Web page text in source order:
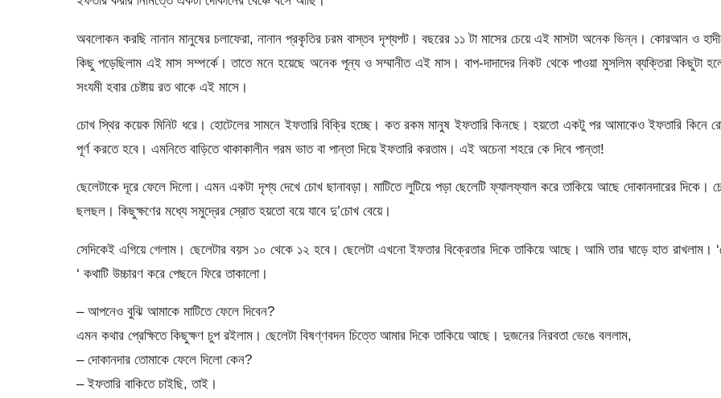
অবলোকন করছি নানান মানুষের চলাফেরা, নানান প্রকৃতির চরম বাস্তব দৃশ্যপট। বছরের ১১ টা মাসের চেয়ে এই মাসটা অনেক ভিন্ন। কোরআন ও
কিছু পড়েছিলাম এই মাস সম্পর্কে। তাতে মনে হয়েছে অনেক পূন্য ও সম্মানীত এই মাস। বাপ-দাদাদের নিকট থেকে পাওয়া মুসলিম ব্যক্তিরা কিছুটা
সংযমী হবার চেষ্টায় রত থাকে এই মাসে।
চোখ স্থির কয়েক মিনিট ধরে। হোটেলের সামনে ইফতারি বিক্রি হচ্ছে। কত রকম মানুষ ইফতারি কিনছে। হয়তো একটু পর আমাকেও ইফতারি কিনে
পূর্ণ করতে হবে। এমনিতে বাড়িতে থাকাকালীন গরম ভাত বা পান্তা দিয়ে ইফতারি করতাম। এই অচেনা শহরে কে দিবে পান্তা!
ছেলেটাকে দূরে ফেলে দিলো। এমন একটা দৃশ্য দেখে চোখ ছানাবড়া। মাটিতে লুটিয়ে পড়া ছেলেটি ফ্যালফ্যাল করে তাকিয়ে আছে দোকানদারের দিকে।
ছলছল। কিছুক্ষণের মধ্যে সমুদ্রের স্রোত হয়তো বয়ে যাবে দু’চোখ বেয়ে।
সেদিকেই এগিয়ে গেলাম। ছেলেটার বয়স ১০ থেকে ১২ হবে। ছেলেটা এখনো ইফতার বিক্রেতার দিকে তাকিয়ে আছে। আমি তার ঘাড়ে হাত রাখলাম।
‘ কথাটি উচ্চারণ করে পেছনে ফিরে তাকালো।
– আপনেও বুঝি আমাকে মাটিতে ফেলে দিবেন?
এমন কথার প্রেক্ষিতে কিছুক্ষণ চুপ রইলাম। ছেলেটা বিষণ্ণবদন চিত্তে আমার দিকে তাকিয়ে আছে। দুজনের নিরবতা ভেঙে বললাম,
– দোকানদার তোমাকে ফেলে দিলো কেন?
– ইফতারি বাকিতে চাইছি, তাই।